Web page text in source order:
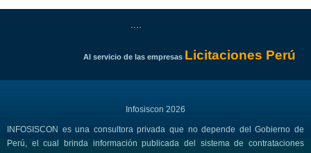
Al servicio de las empresas Licitaciones Perú
Infosiscon 2026
INFOSISCON es una consultora privada que no depende del Gobierno de
Perú, el cual brinda información publicada del sistema de contrataciones